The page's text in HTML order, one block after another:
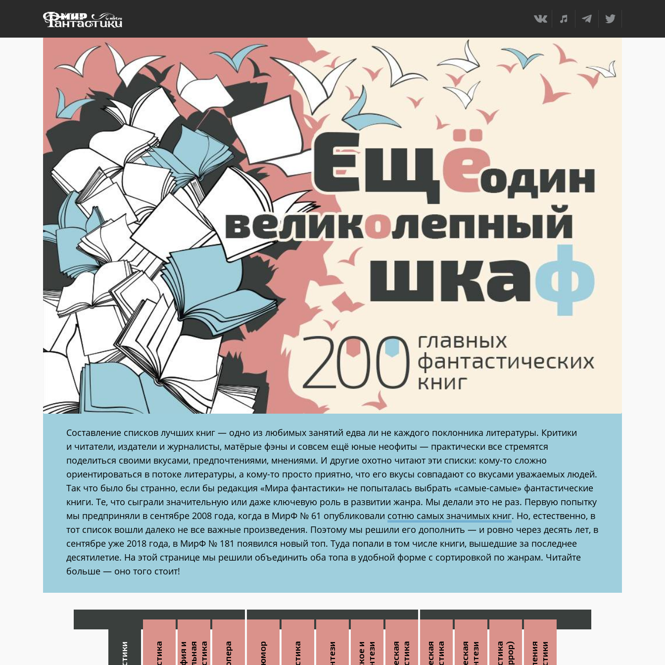
Составление списков лучших книг — одно из любимых занятий едва ли не каждого поклонника литературы. Критики
и читатели, издатели и журналисты, матёрые фэны и совсем ещё юные неофиты — практически все стремятся
поделиться своими вкусами, предпочтениями, мнениями. И другие охотно читают эти списки: кому-то сложно
ориентироваться в потоке литературы, а кому-то просто приятно, что его вкусы совпадают со вкусами уважаемых людей.
Так что было бы странно, если бы редакция «Мира фантастики» не попыталась выбрать «самые-самые» фантастические
книги. Те, что сыграли значительную или даже ключевую роль в развитии жанра. Мы делали это не раз. Первую попытку
мы предприняли в сентябре 2008 года, когда в МирФ № 61 опубликовали сотню самых значимых книг. Но, естественно, в
тот список вошли далеко не все важные произведения. Поэтому мы решили его дополнить — и ровно через десять лет, в
сентябре уже 2018 года, в МирФ № 181 появился новый топ. Туда попали в том числе книги, вышедшие за последнее
десятилетие. На этой странице мы решили объединить оба топа в удобной форме с сортировкой по жанрам. Читайте
больше — оно того стоит!